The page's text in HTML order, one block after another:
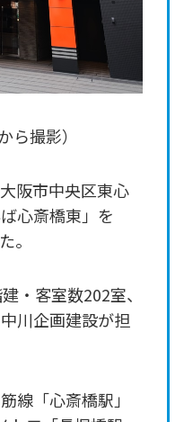
ら撮影）
阪市中央区東心
心斎橋東」を
。
・客室数202室、
川企画建設が担
線「心斎橋駅」